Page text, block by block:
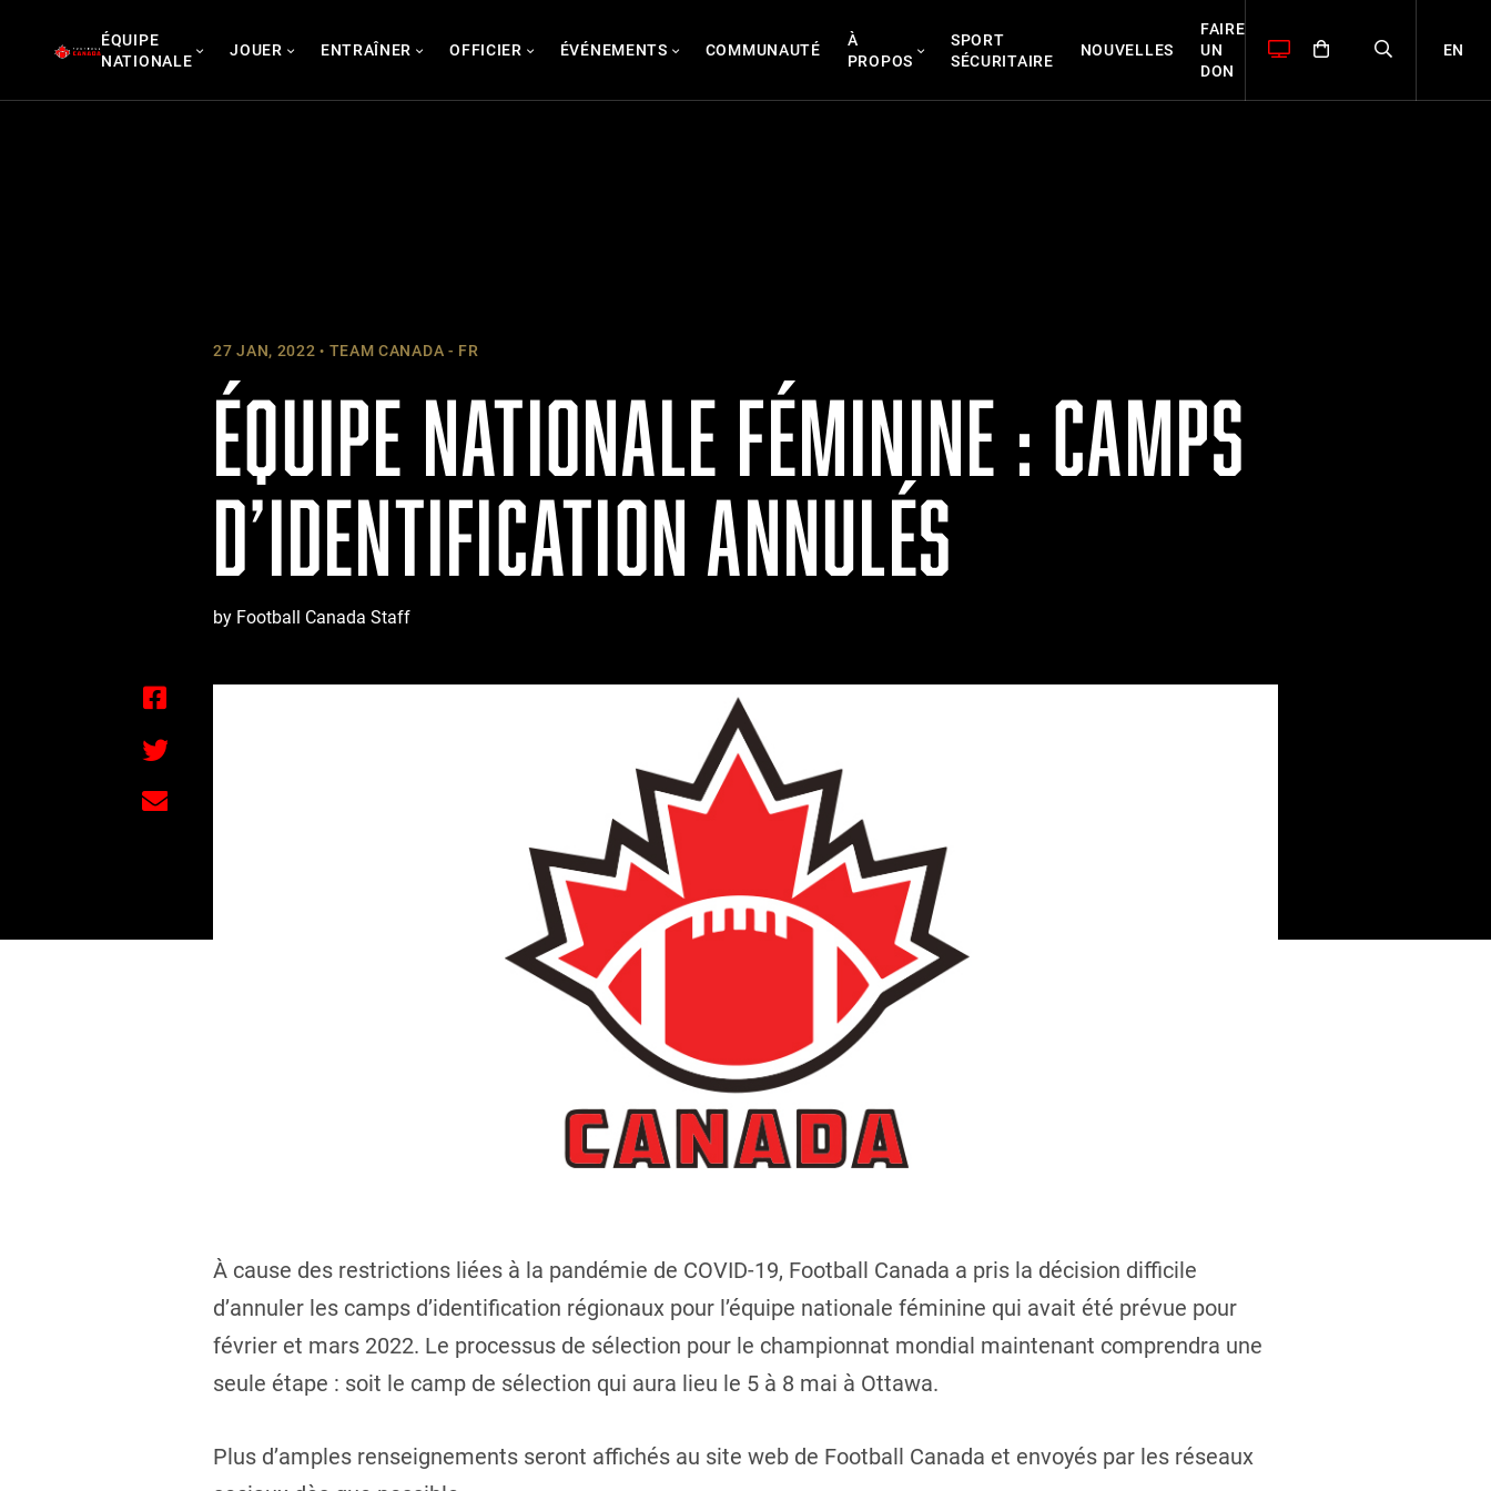
ÉQUIPE
NATIONALE
JOUER ENTRAÎNER OFFICIER ÉVÉNEMENTS COMMUNAUTÉ
À
PROPOS
SPORT
SÉCURITAIRE
NOUVELLES
FAIRE
UN
DON
EN
27 JAN, 2022 TEAM CANADA - FR
ÉQUIPE NATIONALE FÉMININE : CAMPS
D’IDENTIFICATION ANNULÉS
by Football Canada Staff
À cause des restrictions liées à la pandémie de COVID-19, Football Canada a pris la décision difficile
d’annuler les camps d’identification régionaux pour l’équipe nationale féminine qui avait été prévue pour
février et mars 2022. Le processus de sélection pour le championnat mondial maintenant comprendra une
seule étape : soit le camp de sélection qui aura lieu le 5 à 8 mai à Ottawa.
Plus d’amples renseignements seront affichés au site web de Football Canada et envoyés par les réseaux